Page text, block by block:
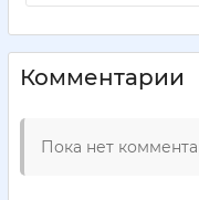
Комментарии
Пока нет